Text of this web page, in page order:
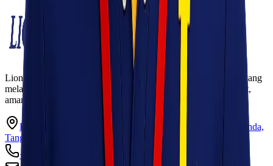
Lionel Express adalah perusahaan jasa pengiriman terpercaya yang
melayani pengiriman barang ke seluruh Indonesia dengan cepat,
aman, dan harga kompetitif.
Ruko Garden Square Blok G No. 11-12 Jurumudi baru, Benda,
Tangerang, Banten 15124
+62 813 8838 8182